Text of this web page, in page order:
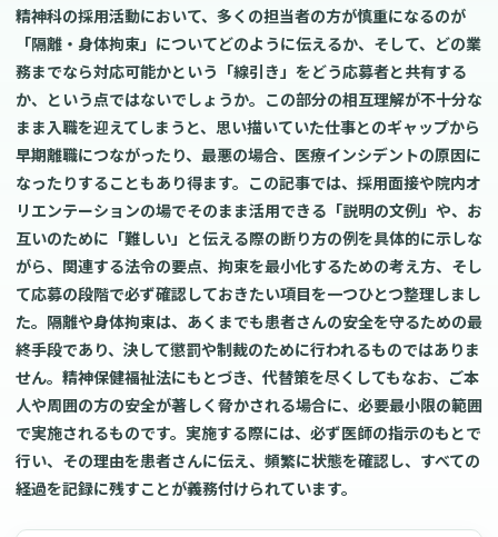
精神科の採用活動において、多くの担当者の方が慎重になるのが
「隔離・身体拘束」についてどのように伝えるか、そして、どの業
務までなら対応可能かという「線引き」をどう応募者と共有する
か、という点ではないでしょうか。この部分の相互理解が不十分な
まま入職を迎えてしまうと、思い描いていた仕事とのギャップから
早期離職につながったり、最悪の場合、医療インシデントの原因に
なったりすることもあり得ます。この記事では、採用面接や院内オ
リエンテーションの場でそのまま活用できる「説明の文例」や、お
互いのために「難しい」と伝える際の断り方の例を具体的に示しな
がら、関連する法令の要点、拘束を最小化するための考え方、そし
て応募の段階で必ず確認しておきたい項目を一つひとつ整理しまし
た。隔離や身体拘束は、あくまでも患者さんの安全を守るための最
終手段であり、決して懲罰や制裁のために行われるものではありま
せん。精神保健福祉法にもとづき、代替策を尽くしてもなお、ご本
人や周囲の方の安全が著しく脅かされる場合に、必要最小限の範囲
で実施されるものです。実施する際には、必ず医師の指示のもとで
行い、その理由を患者さんに伝え、頻繁に状態を確認し、すべての
経過を記録に残すことが義務付けられています。